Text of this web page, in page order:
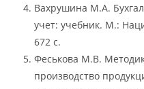
Вахрушина М.А.
учет: учебник. М.:
672 с.
Феськова М.В.
производство